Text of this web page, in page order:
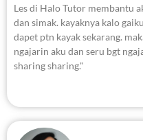
Les di Halo Tutor membantu
dan simak. kayaknya kalo
dapet ptn kayak sekarang.
ngajarin aku dan seru bgt
sharing sharing."